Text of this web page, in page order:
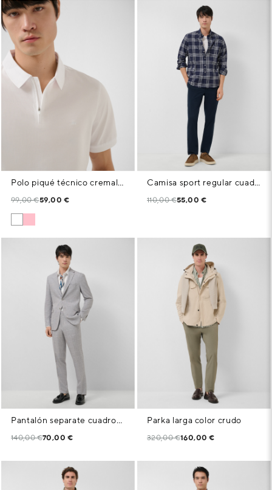
Polo piqué técnico cremallera blanco
99,00 €59,00 €
Camisa sport regular cuadros marino perfil blanco
110,00 €55,00 €
Pantalón separate cuadros tonos grises
140,00 €70,00 €
Parka larga color crudo
320,00 €160,00 €